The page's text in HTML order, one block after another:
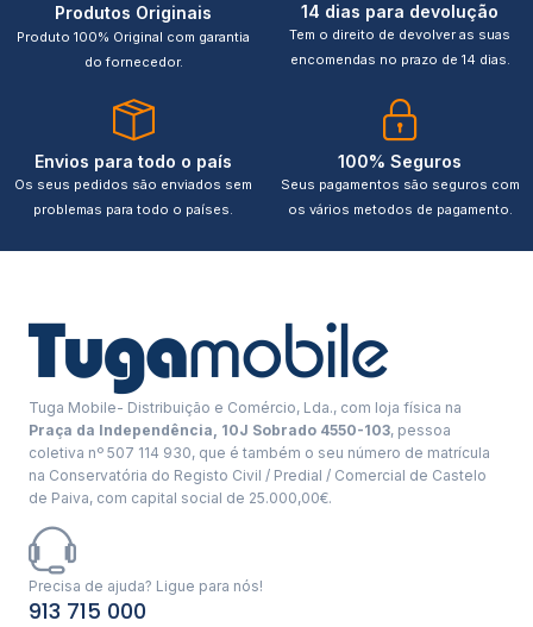
Produtos Originais
Produto 100% Original com garantia
do fornecedor.
14 dias para devolução
Tem o direito de devolver as suas
encomendas no prazo de 14 dias.
Envios para todo o país
Os seus pedidos são enviados sem
problemas para todo o países.
100% Seguros
Seus pagamentos são seguros com
os vários metodos de pagamento.
Tuga Mobile- Distribuição e Comércio, Lda., com loja física na
Praça da Independência, 10J Sobrado 4550-103, pessoa
coletiva nº 507 114 930, que é também o seu número de matrícula
na Conservatória do Registo Civil / Predial / Comercial de Castelo
de Paiva, com capital social de 25.000,00€.
Precisa de ajuda? Ligue para nós!
913 715 000